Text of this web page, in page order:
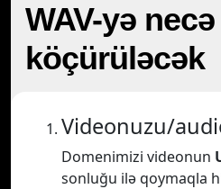
WAV-yə necə
köçürüləcək
Videonuzu/
Domenimizi videonun
sonluğu ilə qoymaqla